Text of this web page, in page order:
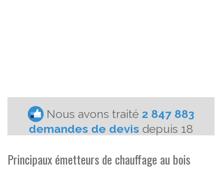
Principaux émetteurs de chauffage au bois